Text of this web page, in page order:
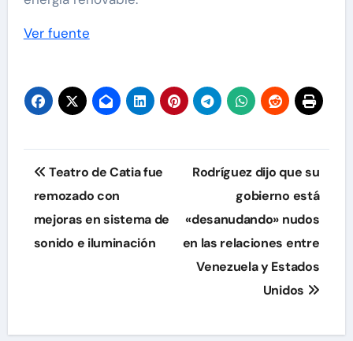
Ver fuente
Navegación
de
entradas
Teatro de Catia fue
remozado con
mejoras en sistema de
sonido e iluminación
Rodríguez dijo que su
gobierno está
«desanudando» nudos
en las relaciones entre
Venezuela y Estados
Unidos